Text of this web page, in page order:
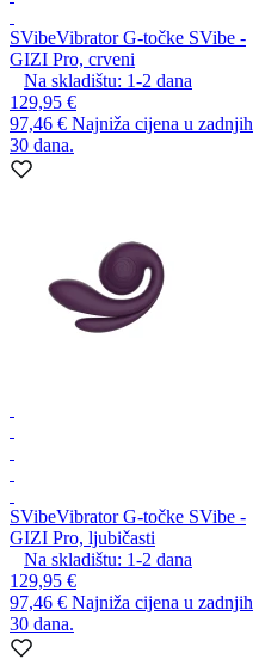
SVibeVibrator G-točke SVibe -
GIZI Pro, crveni
Na skladištu: 1-2 dana
129,95 €
97,46 € Najniža cijena u zadnjih
30 dana.
SVibeVibrator G-točke SVibe -
GIZI Pro, ljubičasti
Na skladištu: 1-2 dana
129,95 €
97,46 € Najniža cijena u zadnjih
30 dana.